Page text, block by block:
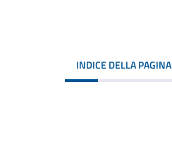
INDICE DELLA PAGINA